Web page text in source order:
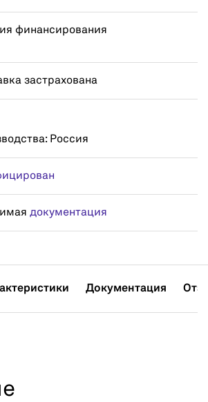
финансирования
застрахована
Россия
документация
Документация